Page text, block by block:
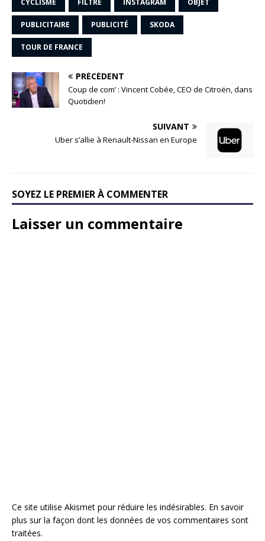
CYCLISME FILTRE INSTAGRAM OBJET
PUBLICITAIRE PUBLICITÉ SKODA
TOUR DE FRANCE
PRÉCÉDENT
Coup de com’ : Vincent Cobée, CEO de Citroën, dans
Quotidien!
SUIVANT
Uber s’allie à Renault-Nissan en Europe
SOYEZ LE PREMIER À COMMENTER
Laisser un commentaire
Ce site utilise Akismet pour réduire les indésirables. En savoir
plus sur la façon dont les données de vos commentaires sont
traitées.